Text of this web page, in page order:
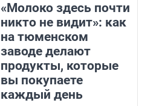
«Молоко здесь почти
никто не видит»: как
на тюменском
заводе делают
продукты, которые
вы покупаете
каждый день